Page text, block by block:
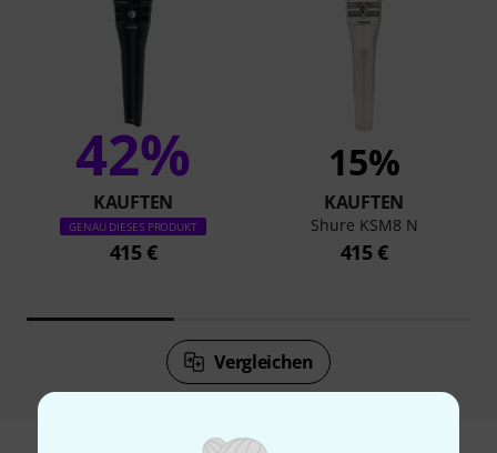
42%
KAUFTEN
GENAU DIESES PRODUKT
415 €
15%
KAUFTEN
Shure KSM8 N
415 €
Vergleichen